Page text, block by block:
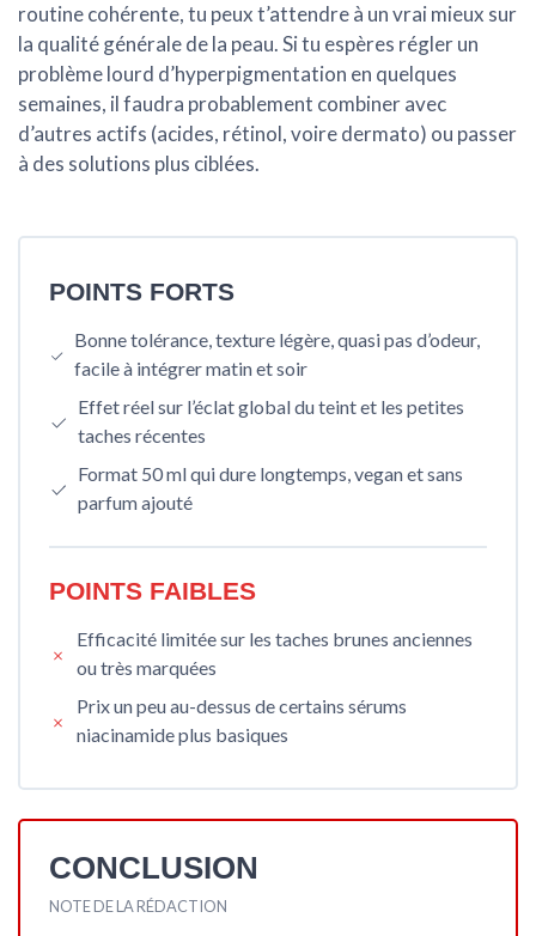
routine cohérente, tu peux t’attendre à un vrai mieux sur
la qualité générale de la peau. Si tu espères régler un
problème lourd d’hyperpigmentation en quelques
semaines, il faudra probablement combiner avec
d’autres actifs (acides, rétinol, voire dermato) ou passer
à des solutions plus ciblées.
POINTS FORTS
Bonne tolérance, texture légère, quasi pas d’odeur,
facile à intégrer matin et soir
Effet réel sur l’éclat global du teint et les petites
taches récentes
Format 50 ml qui dure longtemps, vegan et sans
parfum ajouté
POINTS FAIBLES
Efficacité limitée sur les taches brunes anciennes
ou très marquées
Prix un peu au-dessus de certains sérums
niacinamide plus basiques
CONCLUSION
NOTE DE LA RÉDACTION